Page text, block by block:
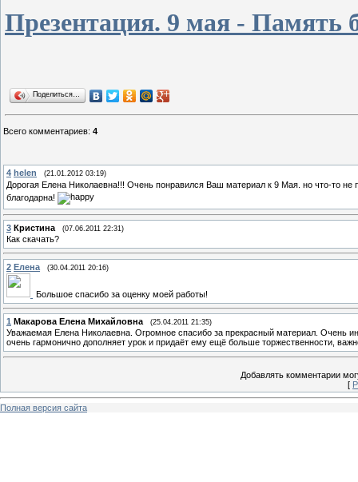
Презентация. 9 мая - Память
Поделиться…
Всего комментариев: 4
4 helen (21.01.2012 03:19)
Дорогая Елена Николаевна!!! Очень понравился Ваш материал к 9 Мая. но что-то не
благодарна!
3 Кристина (07.06.2011 22:31)
Как скачать?
2 Елена (30.04.2011 20:16)
Большое спасибо за оценку моей работы!
1 Макарова Елена Михайловна (25.04.2011 21:35)
Уважаемая Елена Николаевна. Огромное спасибо за прекрасный материал. Очень
очень гармонично дополняет урок и придаёт ему ещё больше торжественности,
Добавлять комментарии
[
Полная версия сайта